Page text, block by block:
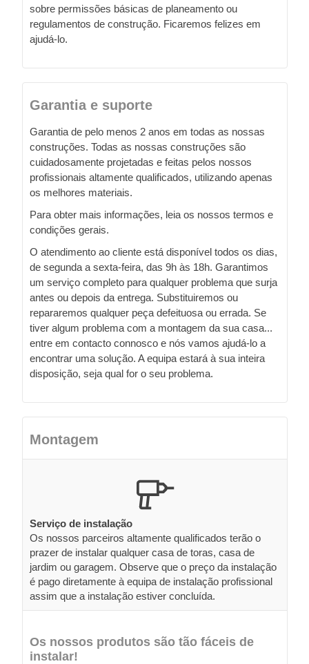
sobre permissões básicas de planeamento ou
regulamentos de construção. Ficaremos felizes em
ajudá-lo.
Garantia e suporte
Garantia de pelo menos 2 anos em todas as nossas
construções. Todas as nossas construções são
cuidadosamente projetadas e feitas pelos nossos
profissionais altamente qualificados, utilizando apenas
os melhores materiais.
Para obter mais informações, leia os nossos termos e
condições gerais.
O atendimento ao cliente está disponível todos os dias,
de segunda a sexta-feira, das 9h às 18h. Garantimos
um serviço completo para qualquer problema que surja
antes ou depois da entrega. Substituiremos ou
repararemos qualquer peça defeituosa ou errada. Se
tiver algum problema com a montagem da sua casa...
entre em contacto connosco e nós vamos ajudá-lo a
encontrar uma solução. A equipa estará à sua inteira
disposição, seja qual for o seu problema.
Montagem
Serviço de instalação
Os nossos parceiros altamente qualificados terão o
prazer de instalar qualquer casa de toras, casa de
jardim ou garagem. Observe que o preço da instalação
é pago diretamente à equipa de instalação profissional
assim que a instalação estiver concluída.
Os nossos produtos são tão fáceis de
instalar!